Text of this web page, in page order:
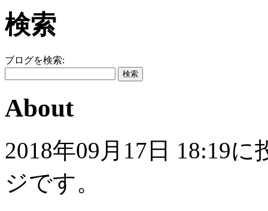
検索
ブログを検索:
About
2018年09月17日 18:19
ジです。